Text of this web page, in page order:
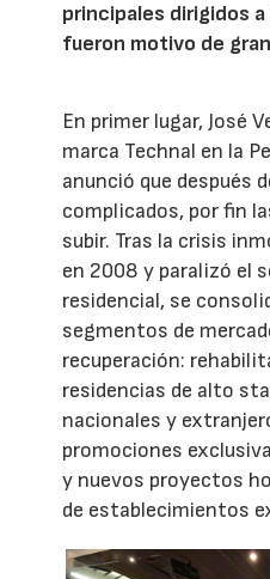
principales dirigidos
fueron motivo de
En primer lugar, José
marca Technal en la
anunció que después
complicados, por fin
subir. Tras la crisis
en 2008 y paralizó el
residencial, se
segmentos de
recuperación:
residencias de alto
nacionales y
promociones
y nuevos proyectos
de establecimientos